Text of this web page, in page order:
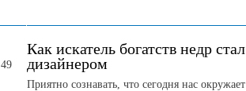
49
Как искатель богатств недр стал
дизайнером
Приятно сознавать, что сегодня нас окружает